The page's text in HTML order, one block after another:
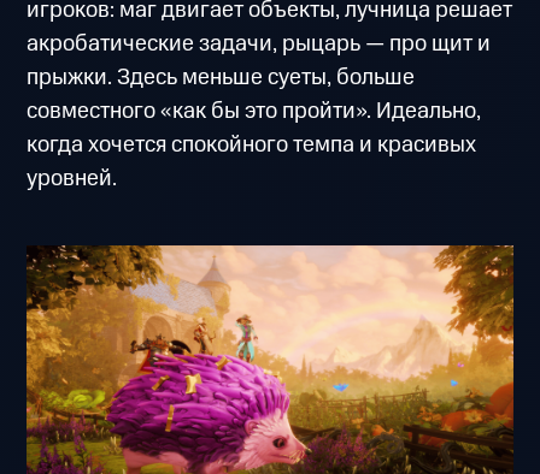
игроков: маг двигает объекты, лучница решает
акробатические задачи, рыцарь — про щит и
прыжки. Здесь меньше суеты, больше
совместного «как бы это пройти». Идеально,
когда хочется спокойного темпа и красивых
уровней.